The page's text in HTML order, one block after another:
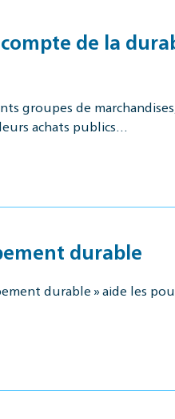
de la
groupes de
achats publics…
durable
durable » aide les